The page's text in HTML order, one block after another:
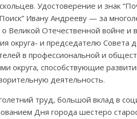
Удостоверение и знак
Ивану Андрееву — за
о Великой Отечественной войне и
округа- и председателю Совета
в профессиональной и
округа, способствующие
деятельность.
труд, большой вклад в
Дня города шестеро